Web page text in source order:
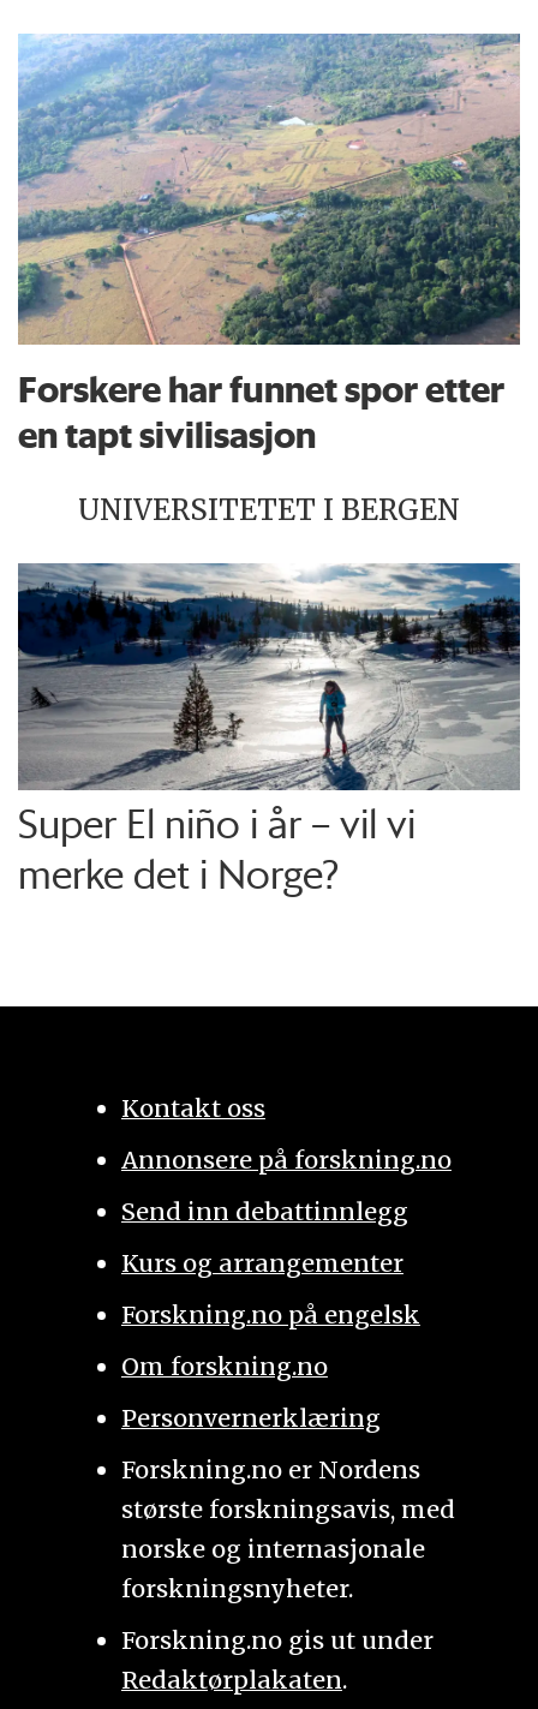
Forskere har funnet spor etter
en tapt sivilisasjon
UNIVERSITETET I BERGEN
Super El niño i år – vil vi
merke det i Norge?
Kontakt oss
Annonsere på forskning.no
Send inn debattinnlegg
Kurs og arrangementer
Forskning.no på engelsk
Om forskning.no
Personvernerklæring
Forskning.no er Nordens
største forskningsavis, med
norske og internasjonale
forskningsnyheter.
Forskning.no gis ut under
Redaktørplakaten.